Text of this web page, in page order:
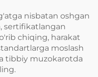
nisbatan oshgan
sertifikatlangan
chiqing, harakat
moslash
tibbiy muzokarotda